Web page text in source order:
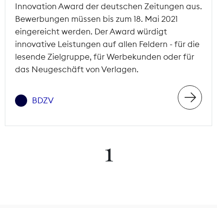
Innovation Award der deutschen Zeitungen aus.
Bewerbungen müssen bis zum 18. Mai 2021
eingereicht werden. Der Award würdigt
innovative Leistungen auf allen Feldern - für die
lesende Zielgruppe, für Werbekunden oder für
das Neugeschäft von Verlagen.
BDZV
1